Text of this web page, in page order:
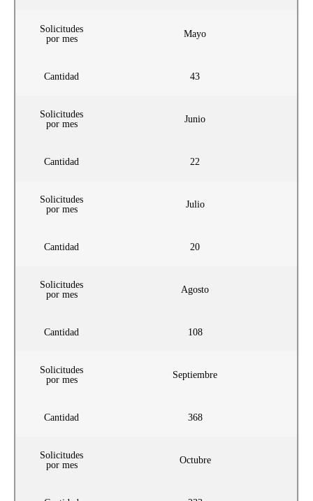
Solicitudes
por mes
Mayo
Cantidad 43
Solicitudes
por mes
Junio
Cantidad 22
Solicitudes
por mes
Julio
Cantidad 20
Solicitudes
por mes
Agosto
Cantidad 108
Solicitudes
por mes
Septiembre
Cantidad 368
Solicitudes
por mes
Octubre